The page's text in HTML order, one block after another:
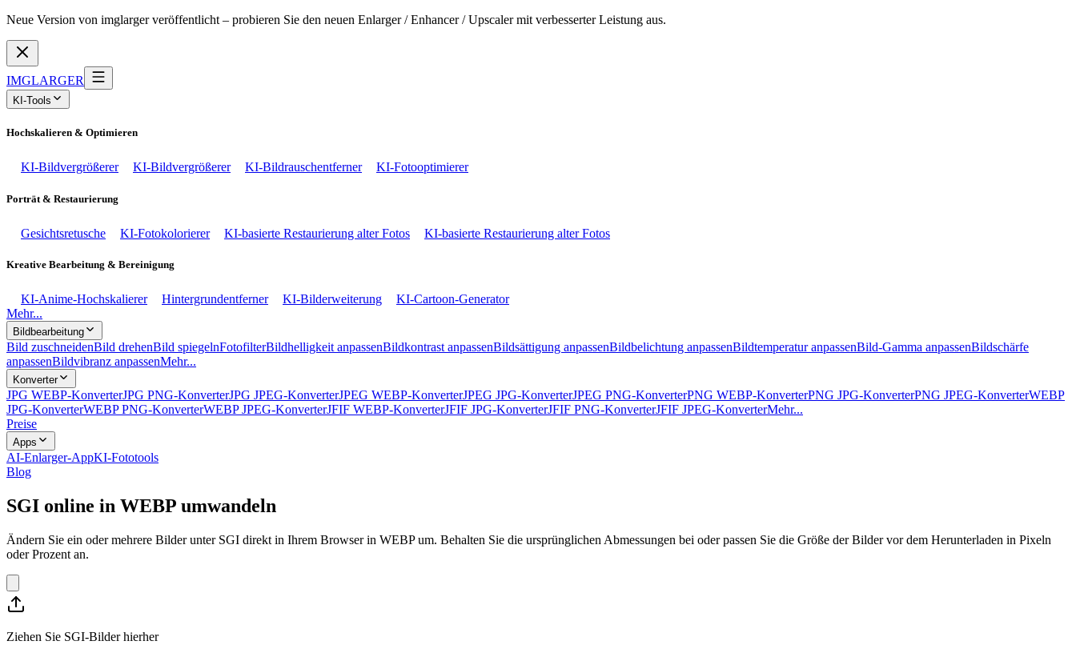
Neue Version von imglarger veröffentlicht – probieren Sie den neuen Enlarger / Enhancer / Upscaler mit verbesserter Leistung aus.
IMGLARGER
KI-Tools
Hochskalieren & Optimieren
KI-Bildvergrößerer KI-Bildvergrößerer KI-Bildrauschentferner KI-Fotooptimierer
Porträt & Restaurierung
Gesichtsretusche KI-Fotokolorierer KI-basierte Restaurierung alter Fotos KI-basierte Restaurierung alter Fotos
Kreative Bearbeitung & Bereinigung
KI-Anime-Hochskalierer Hintergrundentferner KI-Bilderweiterung
KI-Cartoon-Generator
Mehr...
Bildbearbeitung
Bild zuschneidenBild drehenBild spiegelnFotofilterBildhelligkeit anpassenBildkontrast anpassenBildsättigung anpassenBildbelichtung anpassenBildtemperatur anpassenBild-Gamma anpassenBildschärfe
anpassenBildvibranz anpassenMehr...
Konverter
JPG WEBP-KonverterJPG PNG-KonverterJPG JPEG-KonverterJPEG WEBP-KonverterJPEG JPG-KonverterJPEG PNG-KonverterPNG WEBP-KonverterPNG JPG-KonverterPNG JPEG-KonverterWEBP
JPG-KonverterWEBP PNG-KonverterWEBP JPEG-KonverterJFIF WEBP-KonverterJFIF JPG-KonverterJFIF PNG-KonverterJFIF JPEG-KonverterMehr...
Preise
Apps
AI-Enlarger-AppKI-Fototools
Blog
SGI online in WEBP umwandeln
Ändern Sie ein oder mehrere Bilder unter SGI direkt in Ihrem Browser in WEBP um. Behalten Sie die ursprünglichen Abmessungen bei oder passen Sie die Größe der Bilder vor dem Herunterladen in Pixeln
oder Prozent an.
Ziehen Sie SGI-Bilder hierher